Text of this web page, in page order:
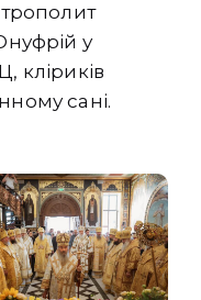
у
кліриків
сані.